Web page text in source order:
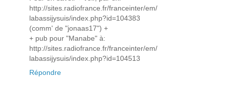
http://sites.radiofrance.fr/franceinter/em/
labassijysuis/index.php?id=104383
(comm' de "jonaas17") +
+ pub pour "Manabe" à:
http://sites.radiofrance.fr/franceinter/em/
labassijysuis/index.php?id=104513
Répondre